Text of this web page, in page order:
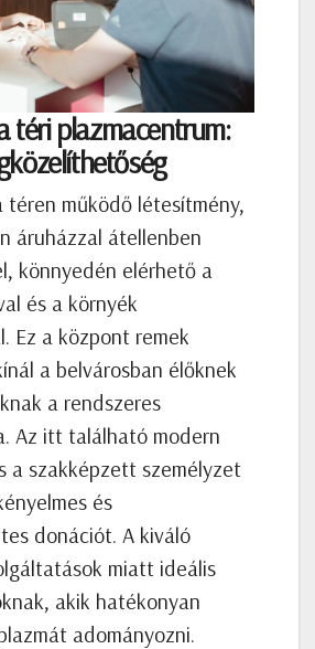
téri plazmacentrum:
téren működő létesítmény,
áruházzal átellenben
könnyedén elérhető a
és a környék
Ez a központ remek
a belvárosban élőknek
a rendszeres
Az itt található modern
a szakképzett személyzet
és
donációt. A kiváló
miatt ideális
akik hatékonyan
adományozni.